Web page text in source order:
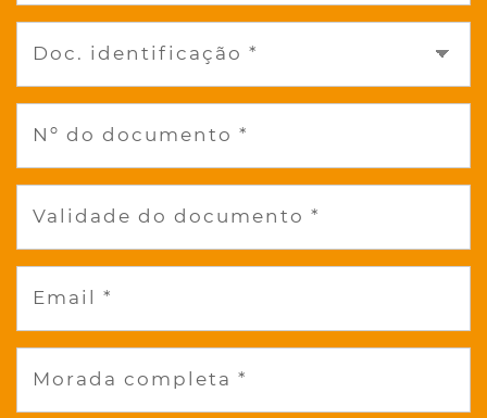
Doc. identificação *
Nº do documento *
Validade do documento *
Email *
Morada completa *